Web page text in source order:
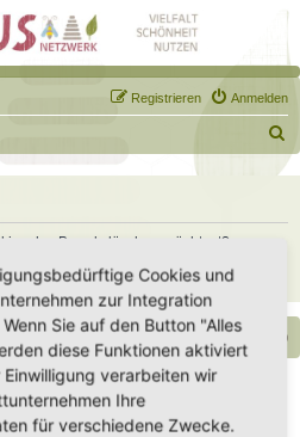
Anmelden
Registrieren
u
des Boards löschen möchtest?
UTC+02:00
unterstützt durch phpBB
Social Media Nutzungsbedingungen
Cookies und
zur Integration
Sie auf den Button "Alles
diese Funktionen aktiviert
verarbeiten wir
Ihre
für verschiedene Zwecke.